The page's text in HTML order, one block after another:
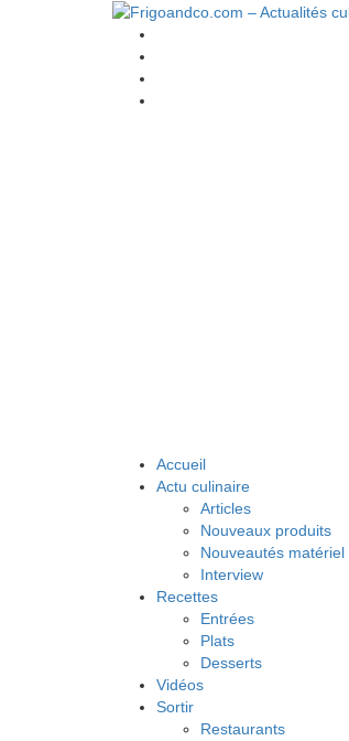
Accueil
Actu culinaire
Articles
Nouveaux produits
Nouveautés matériel
Interview
Recettes
Entrées
Plats
Desserts
Vidéos
Sortir
Restaurants